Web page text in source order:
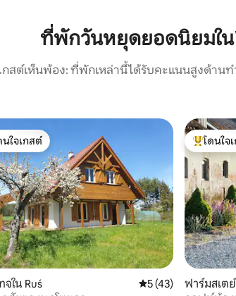
ที่พักวันหยุดยอดนิยมใน
กสต์เห็นพ้อง: ที่พักเหล่านี้ได้รับคะแนนสูงด้านท
ก 5, 18 รีวิว
จเกสต์ที่สุด
นใจเกสต์
จใน Ruś คะแนนเฉลี่ย 5 จาก
5 (43)
โดนใจเ
โดนใจ
ฟาร์มสเต